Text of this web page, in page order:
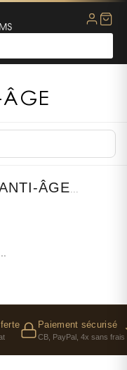
ÂGE...
Paiement sécurisé
CB, PayPal, 4x sans frais